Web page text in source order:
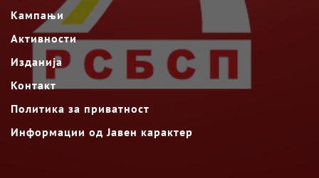
Кампањи
Активности
Изданија
Контакт
Политика за приватност
Информации од Јавен карактер